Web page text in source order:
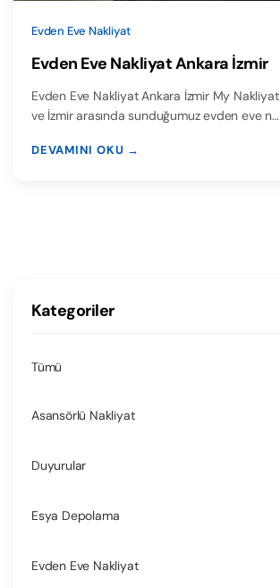
Evden Eve Nakliyat
Evden Eve Nakliyat Ankara İzmir
Evden Eve Nakliyat Ankara İzmir My Nakliyat olarak, Ankara
ve İzmir arasında sunduğumuz evden eve n…
DEVAMINI OKU →
Kategoriler
Tümü
Asansörlü Nakliyat
Duyurular
Esya Depolama
Evden Eve Nakliyat